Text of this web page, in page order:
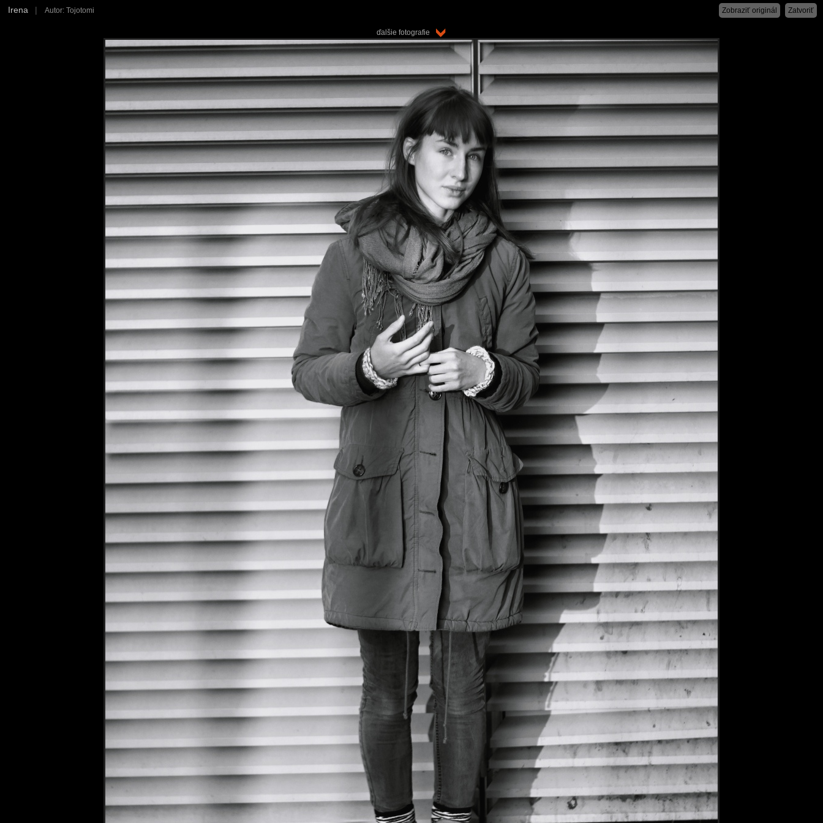
Irena | Autor: Tojotomi Zatvoriť
Zobraziť originál
ďalšie fotografie